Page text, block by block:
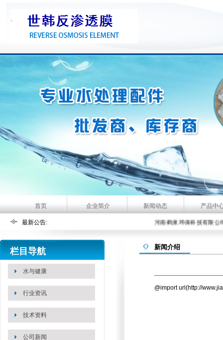
首页 企业简介 新闻动态 产品中
最新公告: 大河人家主要经营产品：
河南鹤泉环保科技有限公
栏目导航
水与健康
行业资讯
技术资料
公司新闻
新闻介绍
@import url(http://